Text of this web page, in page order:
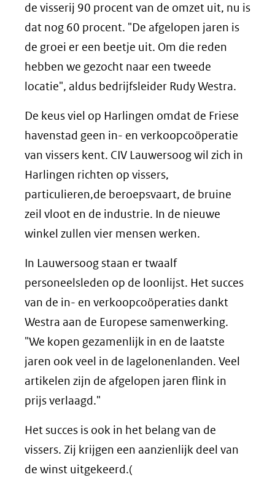
de visserij 90 procent van de omzet uit, nu is
dat nog 60 procent. "De afgelopen jaren is
de groei er een beetje uit. Om die reden
hebben we gezocht naar een tweede
locatie", aldus bedrijfsleider Rudy Westra.
De keus viel op Harlingen omdat de Friese
havenstad geen in- en verkoopcoöperatie
van vissers kent. CIV Lauwersoog wil zich in
Harlingen richten op vissers,
particulieren,de beroepsvaart, de bruine
zeil vloot en de industrie. In de nieuwe
winkel zullen vier mensen werken.
In Lauwersoog staan er twaalf
personeelsleden op de loonlijst. Het succes
van de in- en verkoopcoöperaties dankt
Westra aan de Europese samenwerking.
"We kopen gezamenlijk in en de laatste
jaren ook veel in de lagelonenlanden. Veel
artikelen zijn de afgelopen jaren flink in
prijs verlaagd."
Het succes is ook in het belang van de
vissers. Zij krijgen een aanzienlijk deel van
de winst uitgekeerd.(